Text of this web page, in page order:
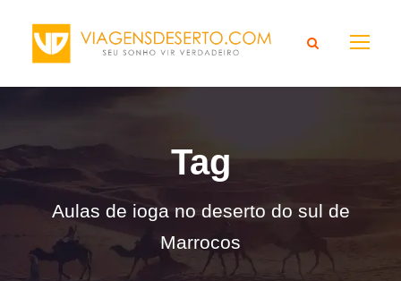
Tag
Aulas de ioga no deserto do sul de
Marrocos